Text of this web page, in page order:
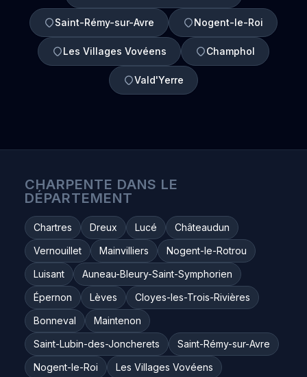
Saint-Rémy-sur-Avre Nogent-le-Roi
Les Villages Vovéens Champhol
Vald'Yerre
CHARPENTE DANS LE
DÉPARTEMENT
Chartres Dreux Lucé
Châteaudun
Vernouillet
Mainvilliers
Nogent-le-Rotrou
Luisant
Auneau-Bleury-Saint-Symphorien
Épernon
Lèves
Cloyes-les-Trois-Rivières
Bonneval
Maintenon
Saint-Lubin-des-Joncherets
Saint-Rémy-sur-Avre
Nogent-le-Roi
Les Villages Vovéens